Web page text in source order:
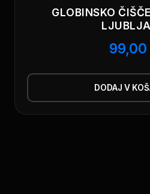
GLOBINSKO
99,00
DODAJ V